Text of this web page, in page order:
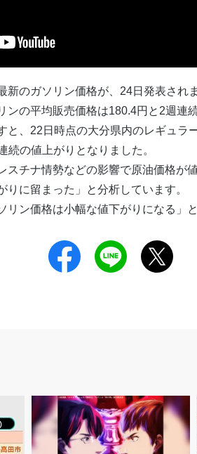
新のガソリン価格が、24日発表され
ンの平均販売価格は180.4円と2週連
と、22日時点の大分県内のレギュラ
続の値上がりとなりました。
スチナ情勢などの影響で原油価格が
りに留まった」と分析しています。
リン価格は小幅な値下がりになる」